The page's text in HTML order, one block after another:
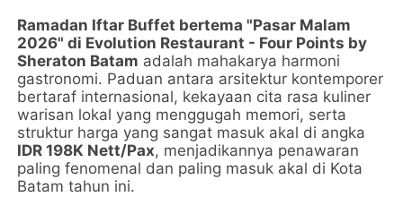
Ramadan Iftar Buffet bertema "Pasar Malam
2026" di Evolution Restaurant - Four Points by
Sheraton Batam adalah mahakarya harmoni
gastronomi. Paduan antara arsitektur kontemporer
bertaraf internasional, kekayaan cita rasa kuliner
warisan lokal yang menggugah memori, serta
struktur harga yang sangat masuk akal di angka
IDR 198K Nett/Pax, menjadikannya penawaran
paling fenomenal dan paling masuk akal di Kota
Batam tahun ini.